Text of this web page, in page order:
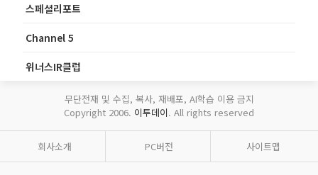
스페셜리포트
Channel 5
위너스IR클럽
무단전재 및 수집, 복사, 재배포, AI학습 이용 금지
Copyright 2006. 이투데이. All rights reserved
회사소개 PC버전 사이트맵